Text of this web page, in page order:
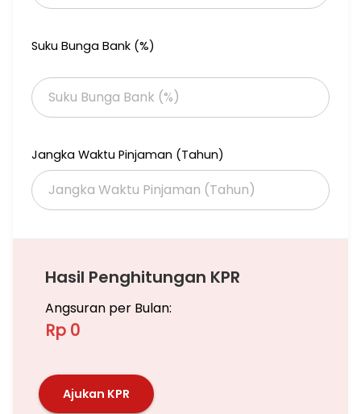
Suku Bunga Bank (%)
Jangka Waktu Pinjaman (Tahun)
Hasil Penghitungan KPR
Angsuran per Bulan:
Rp 0
Ajukan KPR